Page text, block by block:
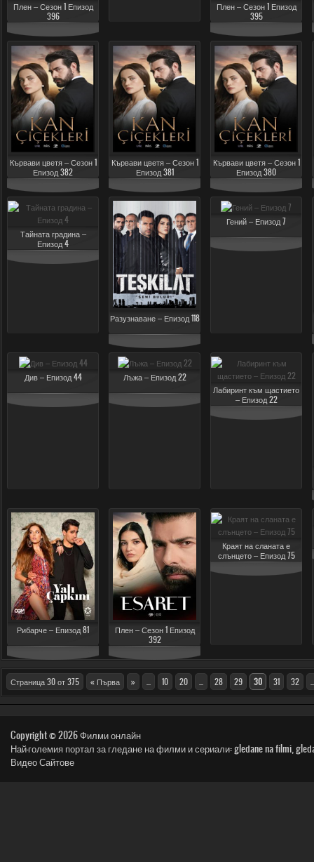
Плен – Сезон 1 Епизод
396
Плен – Сезон 1 Епизод
395
Кървави цветя – Сезон 1
Епизод 382
Кървави цветя – Сезон 1
Епизод 381
Кървави цветя – Сезон 1
Епизод 380
Тайната градина –
Епизод 4
Разузнаване – Епизод 118
Гений – Епизод 7
Див – Епизод 44
Лъжа – Епизод 22
Лабиринт към щастието
– Епизод 22
Рибарче – Епизод 81
Плен – Сезон 1 Епизод
392
Краят на сланата е
слънцето – Епизод 75
Страница 30 от 375 « Първа » 10 20 28 29 30 31 32
Copyright © 2026Филми онлайн
Най-големия портал за гледане на филми и сериали: gledane na filmi,
Видео Сайтове